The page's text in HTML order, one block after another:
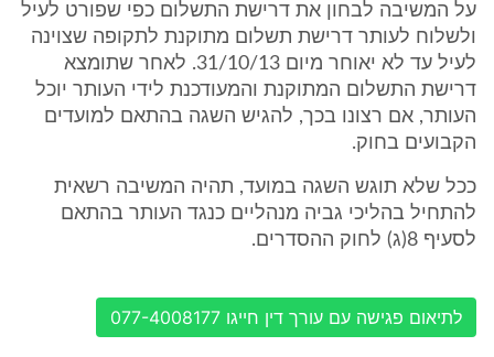
על המשיבה לבחון את דרישת התשלום כפי שפורט לעיל
ולשלוח לעותר דרישת תשלום מתוקנת לתקופה שצוינה
לעיל עד לא יאוחר מיום 31/10/13. לאחר שתומצא
דרישת התשלום המתוקנת והמעודכנת לידי העותר יוכל
העותר, אם רצונו בכך, להגיש השגה בהתאם למועדים
הקבועים בחוק.
ככל שלא תוגש השגה במועד, תהיה המשיבה רשאית
להתחיל בהליכי גביה מנהליים כנגד העותר בהתאם
לסעיף 8(ג) לחוק ההסדרים.
לתיאום פגישה עם עורך דין חייגו 077-4008177